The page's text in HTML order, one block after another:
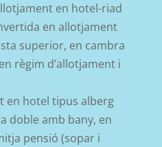
en hotel-riad
en allotjament
superior, en cambra
règim d’allotjament i
en hotel tipus alberg
doble amb bany, en
pensió (sopar i